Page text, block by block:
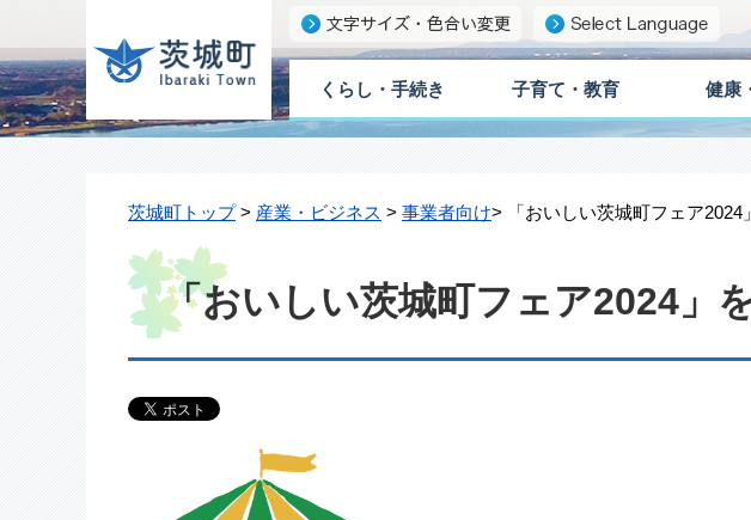
くらし・手続き 子育て・教育 健康
茨城町トップ> 産業・ビジネス > 事業者向け> 「おいしい茨城町フェア2024
「おいしい茨城町フェア2024」